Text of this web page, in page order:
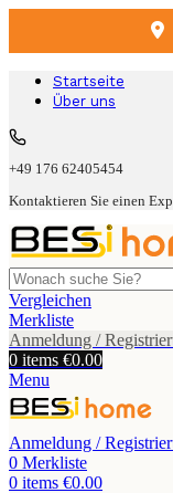
Startseite
Über uns
+49 176 62405454
Kontaktieren Sie einen
Vergleichen
Merkliste
Anmeldung /
0 items €0.00
Menu
Anmeldung /
0 Merkliste
0 items €0.00